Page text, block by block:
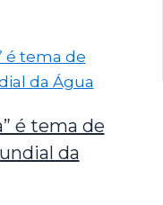
é tema de
da